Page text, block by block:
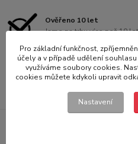
Ověřeno 10 let
Jsme na trhu více než 10
Záruka kvality
Vybíráme pro Vás to
Pro základní funkčnost,
účely a v případě udělení
využíváme soubory cookies.
cookies můžete kdykoli upravit
Nastavení